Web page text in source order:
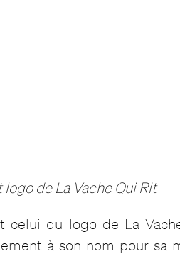
de La Vache Qui Rit
celui du logo de La
à son nom pour sa